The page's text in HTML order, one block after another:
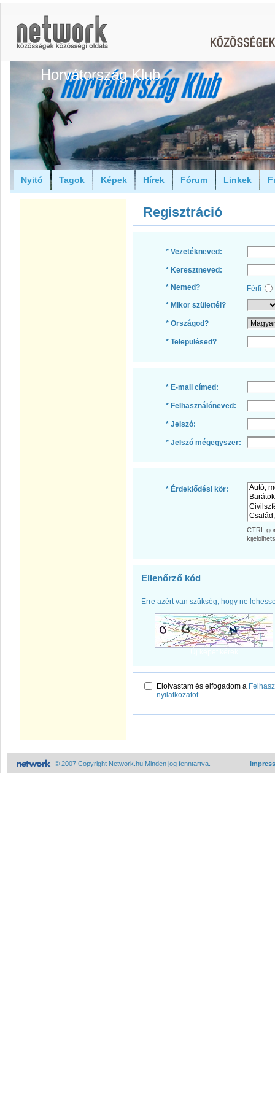
Horvátország Klub
Nyitó Tagok Képek Hírek Fórum Linkek
Regisztráció
* Vezetékneved:
* Keresztneved:
* Nemed?
Férfi
* Mikor születtél?
* Országod?
* Településed?
* E-mail címed:
* Felhasználóneved:
* Jelszó:
* Jelszó mégegyszer:
* Érdeklődési kör:
CTRL
Ellenőrző kód
Erre azért van szükség, hogy ne
Elolvastam és elfogadom a
nyilatkozatot.
© 2007 Copyright Network.hu Minden jog fenntartva.